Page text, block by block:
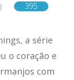
395
a série
o coração e
com